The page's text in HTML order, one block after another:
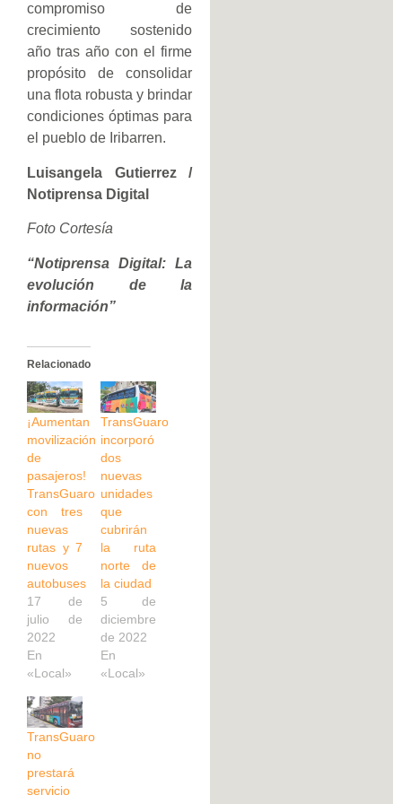
compromiso de
crecimiento sostenido
año tras año con el firme
propósito de consolidar
una flota robusta y brindar
condiciones óptimas para
el pueblo de Iribarren.
Luisangela Gutierrez /
Notiprensa Digital
Foto Cortesía
“Notiprensa Digital: La
evolución de la
información”
Relacionado
¡Aumentan
movilización
de
pasajeros!
TransGuaro
con tres
nuevas
rutas y 7
nuevos
autobuses
17 de
julio de
2022
En
«Local»
TransGuaro
incorporó
dos
nuevas
unidades
que
cubrirán
la ruta
norte de
la ciudad
5 de
diciembre
de 2022
En
«Local»
TransGuaro
no
prestará
servicio